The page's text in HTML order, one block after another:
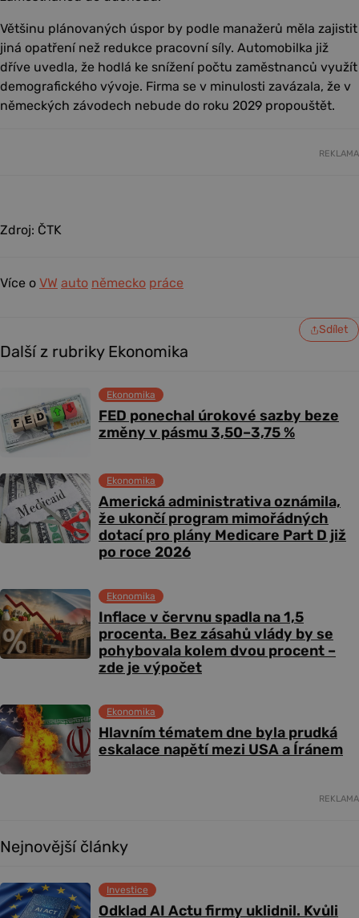
Většinu plánovaných úspor by podle manažerů měla zajistit
jiná opatření než redukce pracovní síly. Automobilka již
dříve uvedla, že hodlá ke snížení počtu zaměstnanců využít
demografického vývoje. Firma se v minulosti zavázala, že v
německých závodech nebude do roku 2029 propouštět.
REKLAMA
Zdroj: ČTK
Více o VW auto německo práce
Sdílet
Další z rubriky Ekonomika
FED ponechal úrokové sazby beze
změny v pásmu 3,50–3,75 %
Ekonomika
Americká administrativa oznámila,
že ukončí program mimořádných
dotací pro plány Medicare Part D již
po roce 2026
Ekonomika
Inflace v červnu spadla na 1,5
procenta. Bez zásahů vlády by se
pohybovala kolem dvou procent –
zde je výpočet
Ekonomika
Hlavním tématem dne byla prudká
eskalace napětí mezi USA a Íránem
Ekonomika
REKLAMA
Nejnovější články
Odklad AI Actu firmy uklidnil. Kvůli
Investice